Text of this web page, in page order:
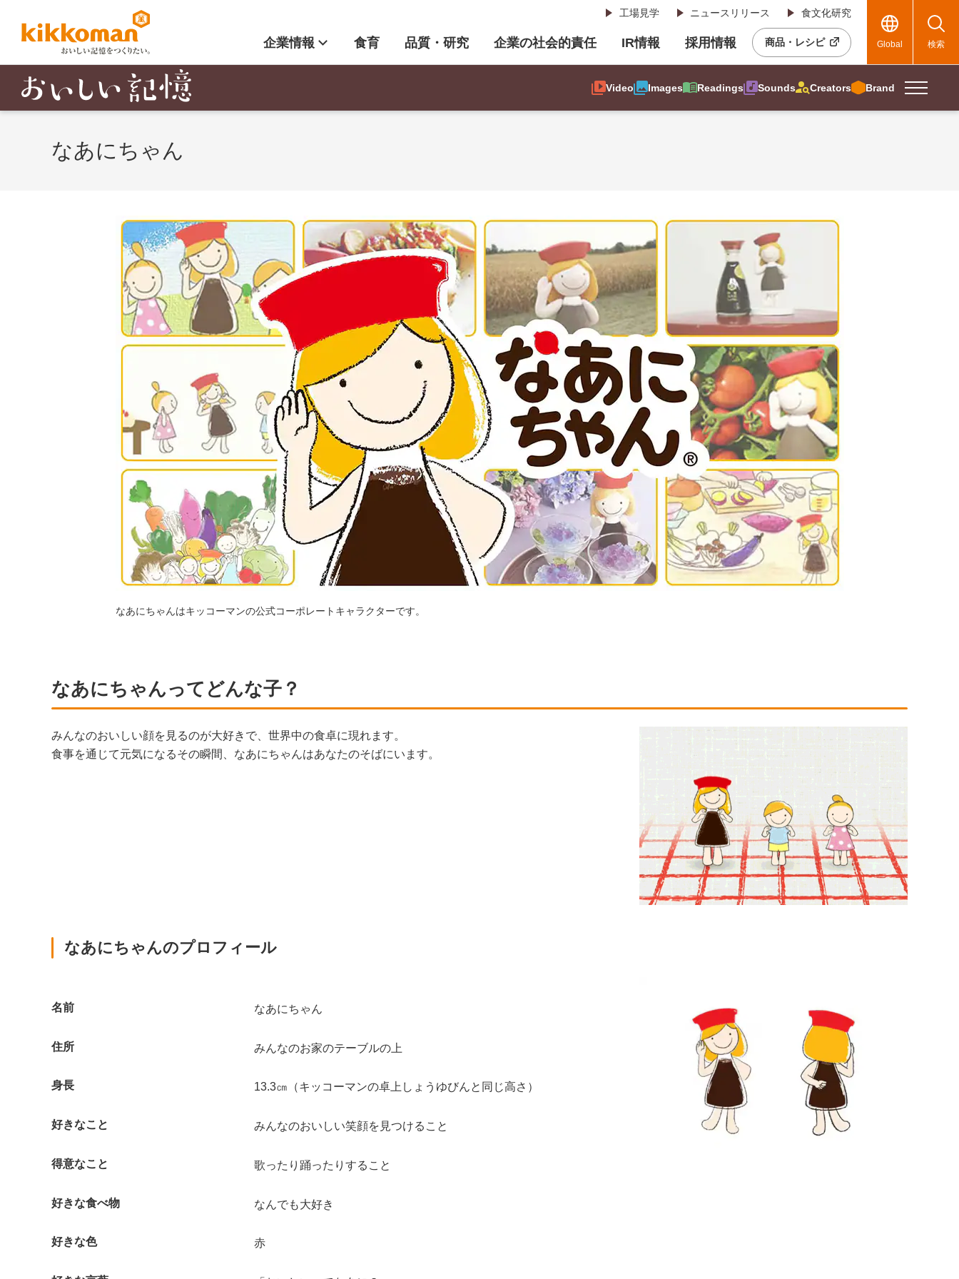
工場見学 ニュースリリース 食文化研究
企業情報 食育 品質・研究 企業の社会的責任 IR情報 採用情報 商品・レシピ Global 検索
Video Images Readings Sounds Creators Brand
なあにちゃん
なあにちゃんはキッコーマンの公式コーポレートキャラクターです。
なあにちゃんってどんな子？
みんなのおいしい顔を見るのが大好きで、世界中の食卓に現れます。
食事を通じて元気になるその瞬間、なあにちゃんはあなたのそばにいます。
なあにちゃんのプロフィール
名前 なあにちゃん
住所 みんなのお家のテーブルの上
身長 13.3㎝（キッコーマンの卓上しょうゆびんと同じ高さ）
好きなこと みんなのおいしい笑顔を見つけること
得意なこと 歌ったり踊ったりすること
好きな食べ物 なんでも大好き
好きな色 赤